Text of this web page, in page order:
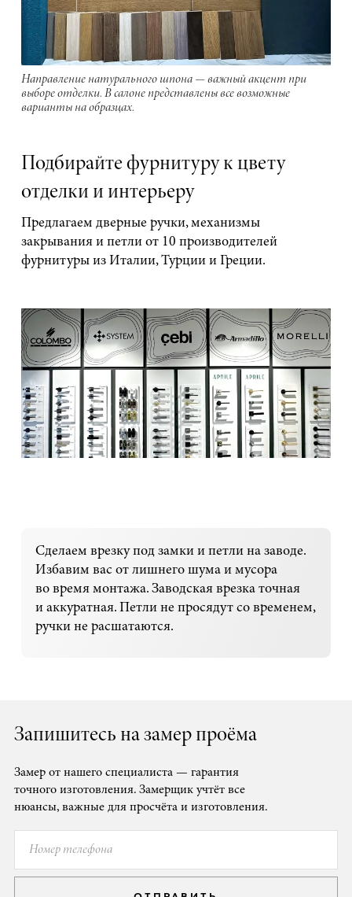
Направление натурального шпона — важный акцент при
выборе отделки. В салоне представлены все возможные
варианты на образцах.
Подбирайте фурнитуру к цвету
отделки и интерьеру
Предлагаем дверные ручки, механизмы
закрывания и петли от 10 производителей
фурнитуры из Италии, Турции и Греции.
Сделаем врезку под замки и петли на заводе.
Избавим вас от лишнего шума и мусора
во время монтажа. Заводская врезка точная
и аккуратная. Петли не просядут со временем,
ручки не расшатаются.
Запишитесь на замер проёма
Замер от нашего специалиста — гарантия
точного изготовления. Замерщик учтёт все
нюансы, важные для просчёта и изготовления.